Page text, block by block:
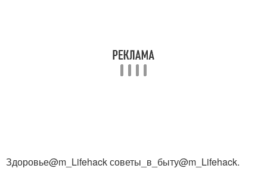
Здоровье@m_Lifehack советы_в_быту@m_Lifehack.